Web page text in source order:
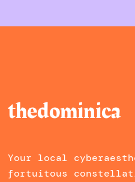
thedominica
Your local
fortuitous